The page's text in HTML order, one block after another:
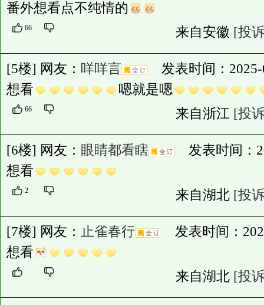
番外想看点不纯情的
66 来自安徽 [投
[5楼] 网友： 咩咩言
发表时间：2025-
想看
嗯就是嗯
66 来自浙江 [投
[6楼] 网友： 眼睛都看瞎
发表时间：
想看
2 来自湖北 [投
[7楼] 网友： 止雀春行
发表时间：
想看
来自湖北 [投